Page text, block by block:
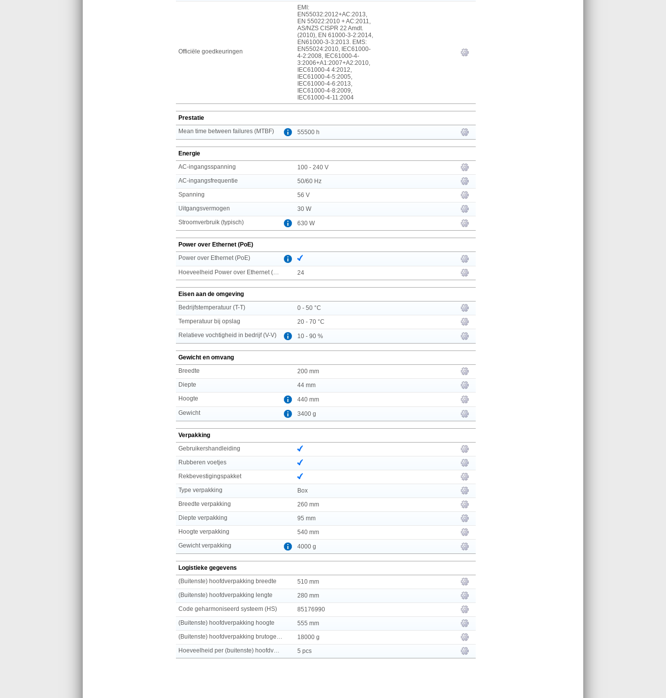
Officiële goedkeuringen
EMI:
EN55032:2012+AC:2013,
EN 55022:2010 + AC:2011,
AS/NZS CISPR 22 Amdt.
(2010), EN 61000-3-2:2014,
EN61000-3-3:2013. EMS:
EN55024:2010, IEC61000-
4-2:2008, IEC61000-4-
3:2006+A1:2007+A2:2010,
IEC61000-4 4:2012,
IEC61000-4-5:2005,
IEC61000-4-6:2013,
IEC61000-4-8:2009,
IEC61000-4-11:2004
Prestatie
Mean time between failures (MTBF)
55500 h
Energie
AC-ingangsspanning
100 - 240 V
AC-ingangsfrequentie
50/60 Hz
Spanning
56 V
Uitgangsvermogen
30 W
Stroomverbruik (typisch)
630 W
Power over Ethernet (PoE)
Power over Ethernet (PoE)
24
Eisen aan de omgeving
Bedrijfstemperatuur (T-T)
0 - 50 °C
Temperatuur bij opslag
20 - 70 °C
Relatieve vochtigheid in bedrijf (V-V)
10 - 90 %
Gewicht en omvang
Breedte
200 mm
Diepte
44 mm
Hoogte
440 mm
Gewicht
3400 g
Verpakking
Gebruikershandleiding
Rubberen voetjes
Rekbevestigingspakket
Type verpakking
Box
Breedte verpakking
260 mm
Diepte verpakking
95 mm
Hoogte verpakking
540 mm
Gewicht verpakking
4000 g
Logistieke gegevens
(Buitenste) hoofdverpakking breedte
510 mm
(Buitenste) hoofdverpakking lengte
280 mm
Code geharmoniseerd systeem (HS)
85176990
(Buitenste) hoofdverpakking hoogte
555 mm
18000 g
5 pcs